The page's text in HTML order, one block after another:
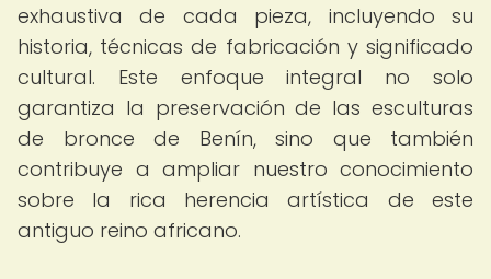
exhaustiva de cada pieza, incluyendo su
historia, técnicas de fabricación y significado
cultural. Este enfoque integral no solo
garantiza la preservación de las esculturas
de bronce de Benín, sino que también
contribuye a ampliar nuestro conocimiento
sobre la rica herencia artística de este
antiguo reino africano.